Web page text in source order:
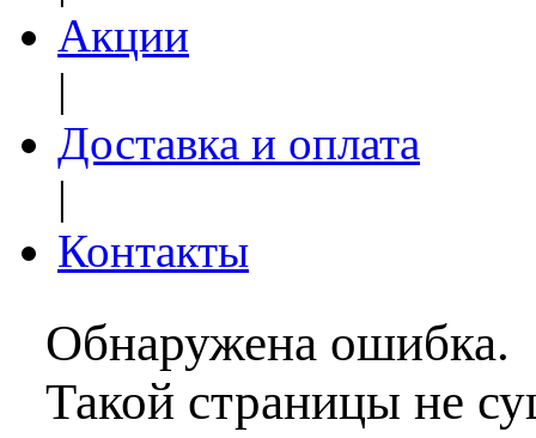
Акции
|
Доставка и оплата
|
Контакты
Обнаружена ошибка.
Такой страницы не